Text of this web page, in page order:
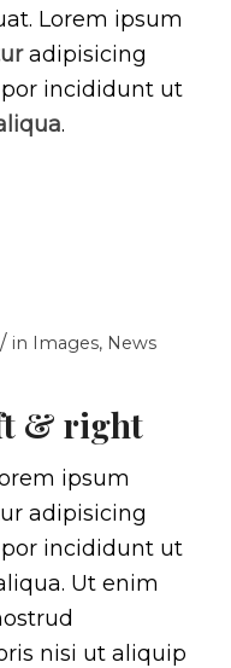
Lorem ipsum
adipisicing
incididunt ut
.
/ in Images, News
& right
ipsum
adipisicing
incididunt ut
Ut enim
nisi ut aliquip